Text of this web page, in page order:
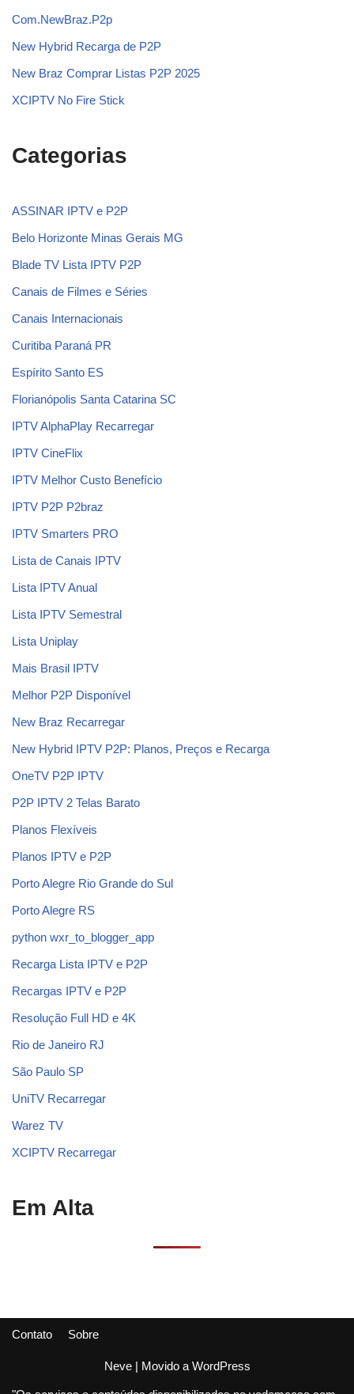
Com.NewBraz.P2p
New Hybrid Recarga de P2P
New Braz Comprar Listas P2P 2025
XCIPTV No Fire Stick
Categorias
ASSINAR IPTV e P2P
Belo Horizonte Minas Gerais MG
Blade TV Lista IPTV P2P
Canais de Filmes e Séries
Canais Internacionais
Curitiba Paraná PR
Espírito Santo ES
Florianópolis Santa Catarina SC
IPTV AlphaPlay Recarregar
IPTV CineFlix
IPTV Melhor Custo Benefício
IPTV P2P P2braz
IPTV Smarters PRO
Lista de Canais IPTV
Lista IPTV Anual
Lista IPTV Semestral
Lista Uniplay
Mais Brasil IPTV
Melhor P2P Disponível
New Braz Recarregar
New Hybrid IPTV P2P: Planos, Preços e Recarga
OneTV P2P IPTV
P2P IPTV 2 Telas Barato
Planos Flexíveis
Planos IPTV e P2P
Porto Alegre Rio Grande do Sul
Porto Alegre RS
python wxr_to_blogger_app
Recarga Lista IPTV e P2P
Recargas IPTV e P2P
Resolução Full HD e 4K
Rio de Janeiro RJ
São Paulo SP
UniTV Recarregar
Warez TV
XCIPTV Recarregar
Em Alta
Contato Sobre
Neve| Movido a WordPress